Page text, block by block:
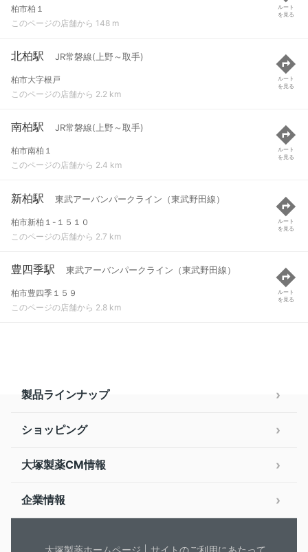
柏市柏１
このページの店舗から 148 m
ルート
を見る
北柏駅 JR常磐線(上野～取手)
柏市大字根戸
このページの店舗から 2.2 km
ルート
を見る
南柏駅 JR常磐線(上野～取手)
柏市南柏１
このページの店舗から 2.4 km
ルート
を見る
新柏駅 東武アーバンパークライン（東武野田線）
柏市新柏１-１５１０
このページの店舗から 2.7 km
ルート
を見る
豊四季駅 東武アーバンパークライン（東武野田線）
柏市豊四季１５９
このページの店舗から 2.8 km
ルート
を見る
製品ラインナップ
ショッピング
大塚製薬CM情報
企業情報